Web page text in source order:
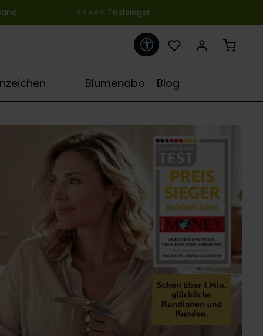
‎⭐⭐⭐⭐⭐ Testsieger
Werkzeugleiste anzeigen
Blumenabo Blog